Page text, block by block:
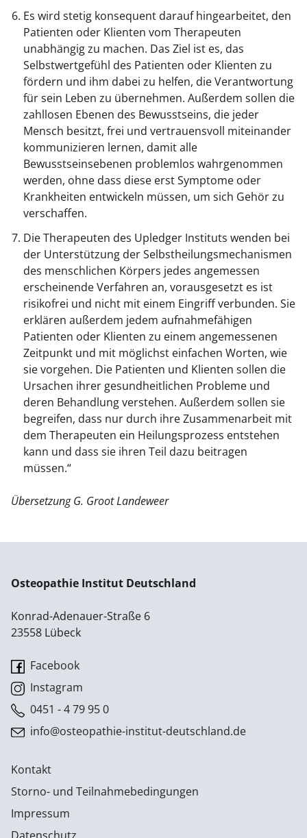
Es wird stetig konsequent darauf hingearbeitet, den
Patienten oder Klienten vom Therapeuten
unabhängig zu machen. Das Ziel ist es, das
Selbstwertgefühl des Patienten oder Klienten zu
fördern und ihm dabei zu helfen, die Verantwortung
für sein Leben zu übernehmen. Außerdem sollen die
zahllosen Ebenen des Bewusstseins, die jeder
Mensch besitzt, frei und vertrauensvoll miteinander
kommunizieren lernen, damit alle
Bewusstseinsebenen problemlos wahrgenommen
werden, ohne dass diese erst Symptome oder
Krankheiten entwickeln müssen, um sich Gehör zu
verschaffen.
Die Therapeuten des Upledger Instituts wenden bei
der Unterstützung der Selbstheilungsmechanismen
des menschlichen Körpers jedes angemessen
erscheinende Verfahren an, vorausgesetzt es ist
risikofrei und nicht mit einem Eingriff verbunden. Sie
erklären außerdem jedem aufnahmefähigen
Patienten oder Klienten zu einem angemessenen
Zeitpunkt und mit möglichst einfachen Worten, wie
sie vorgehen. Die Patienten und Klienten sollen die
Ursachen ihrer gesundheitlichen Probleme und
deren Behandlung verstehen. Außerdem sollen sie
begreifen, dass nur durch ihre Zusammenarbeit mit
dem Therapeuten ein Heilungsprozess entstehen
kann und dass sie ihren Teil dazu beitragen
müssen.“
Übersetzung G. Groot Landeweer
Osteopathie Institut Deutschland
Konrad-Adenauer-Straße 6
23558 Lübeck
Facebook
Instagram
0451 - 4 79 95 0
info@osteopathie-institut-deutschland.de
Kontakt
Storno- und Teilnahmebedingungen
Impressum